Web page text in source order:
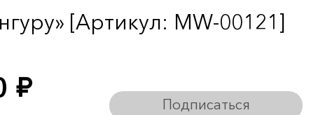
[Артикул: MW-00121]
руб.
Подписаться